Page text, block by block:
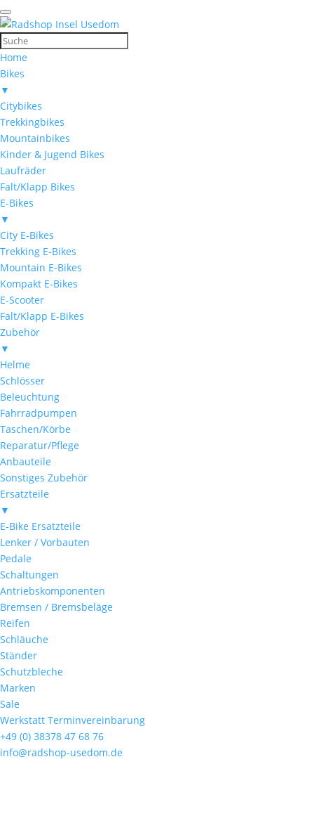
Home
Bikes
▼
Citybikes
Trekkingbikes
Mountainbikes
Kinder & Jugend Bikes
Laufräder
Falt/Klapp Bikes
E-Bikes
▼
City E-Bikes
Trekking E-Bikes
Mountain E-Bikes
Kompakt E-Bikes
E-Scooter
Falt/Klapp E-Bikes
Zubehör
▼
Helme
Schlösser
Beleuchtung
Fahrradpumpen
Taschen/Körbe
Reparatur/Pflege
Anbauteile
Sonstiges Zubehör
Ersatzteile
▼
E-Bike Ersatzteile
Lenker / Vorbauten
Pedale
Schaltungen
Antriebskomponenten
Bremsen / Bremsbeläge
Reifen
Schläuche
Ständer
Schutzbleche
Marken
Sale
Werkstatt Terminvereinbarung
+49 (0) 38378 47 68 76
info@radshop-usedom.de